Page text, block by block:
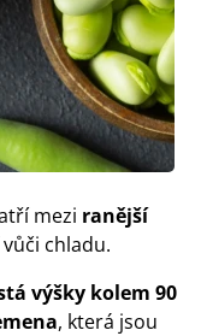
mezi ranější
vůči chladu.
výšky kolem 90
, která jsou